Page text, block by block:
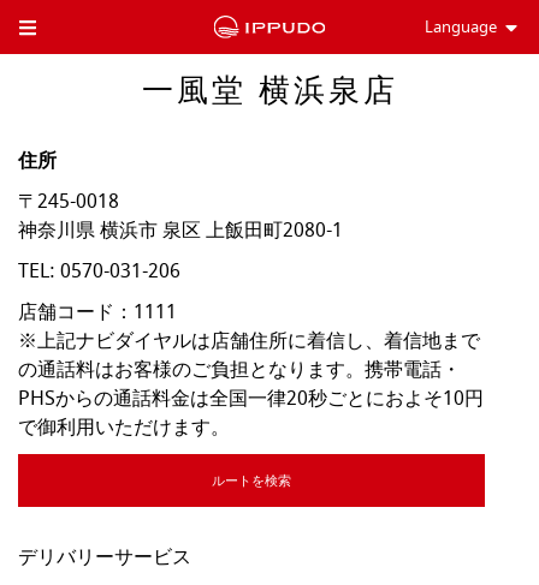
Toggle Header Menu Language
一風堂 横浜泉店
住所
〒245-0018
神奈川県横浜市泉区上飯田町2080-1
TEL: 0570-031-206
店舗コード：1111
※上記ナビダイヤルは店舗住所に着信し、着信地まで
の通話料はお客様のご負担となります。携帯電話・
PHSからの通話料金は全国一律20秒ごとにおよそ10円
で御利用いただけます。
ルートを検索
デリバリーサービス